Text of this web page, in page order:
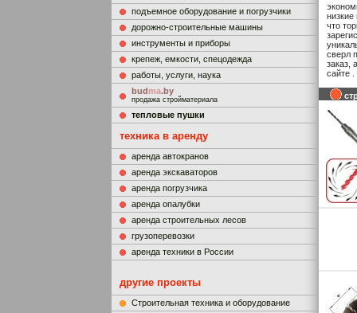
подъемное оборудование и погрузчики
дорожно-строительные машины
инструменты и приборы
крепеж, емкости, спецодежда
работы, услуги, наука
budma.by
продажа стройматериала
тепловые пушки
техника в аренду
аренда автокранов
аренда экскаваторов
аренда погрузчика
аренда опалубки
аренда строительных лесов
грузоперевозки
аренда техники в России
другие проекты
Строительная техника и оборудование
что
сверл
заказ,
сайте